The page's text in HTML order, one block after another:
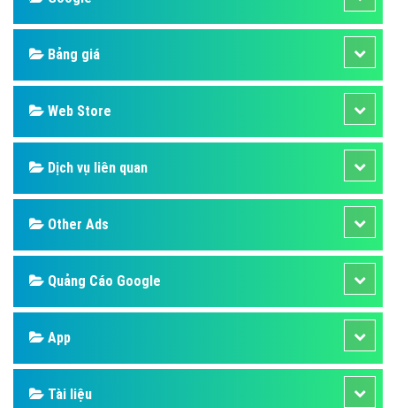
Design
SEO
Banner
Facebook
Google